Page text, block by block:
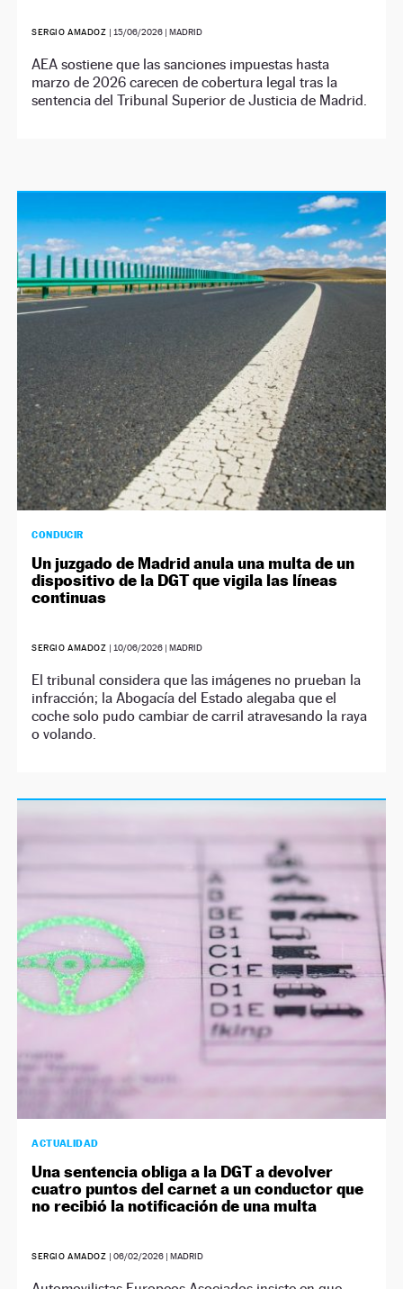
SERGIO AMADOZ | 15/06/2026| MADRID
AEA sostiene que las sanciones impuestas hasta
marzo de 2026 carecen de cobertura legal tras la
sentencia del Tribunal Superior de Justicia de Madrid.
CONDUCIR
Un juzgado de Madrid anula una multa de un
dispositivo de la DGT que vigila las líneas
continuas
SERGIO AMADOZ | 10/06/2026| MADRID
El tribunal considera que las imágenes no prueban la
infracción; la Abogacía del Estado alegaba que el
coche solo pudo cambiar de carril atravesando la raya
o volando.
ACTUALIDAD
Una sentencia obliga a la DGT a devolver
cuatro puntos del carnet a un conductor que
no recibió la notificación de una multa
SERGIO AMADOZ | 06/02/2026| MADRID